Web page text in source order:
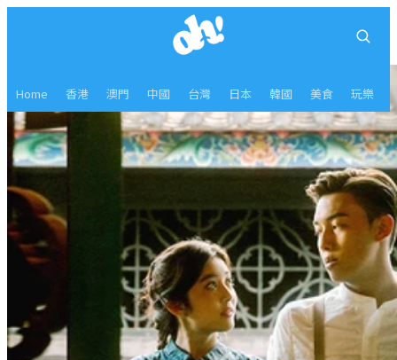
Home 香港 澳門 中國 台灣 日本 韓國 美食 玩樂